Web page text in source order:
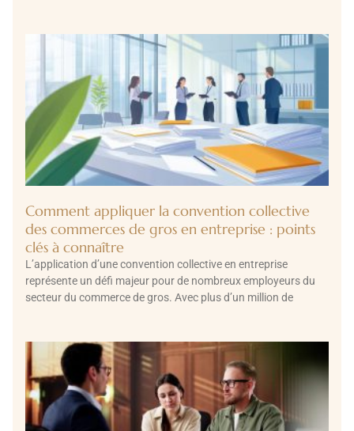
Comment appliquer la convention collective
des commerces de gros en entreprise : points
clés à connaître
L’application d’une convention collective en entreprise
représente un défi majeur pour de nombreux employeurs du
secteur du commerce de gros. Avec plus d’un million de